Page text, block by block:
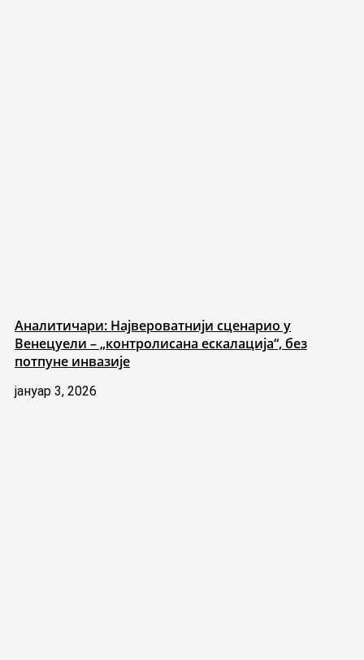
Аналитичари: Највероватнији сценарио у
Венецуели – „контролисана ескалација“, без
потпуне инвазије
јануар 3, 2026